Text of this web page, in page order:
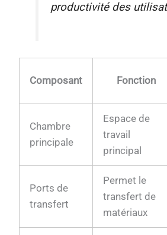
productivité des
Composant Fonction
Chambre
principale
Espace de
travail
principal
Ports de
transfert
Permet le
transfert de
matériaux